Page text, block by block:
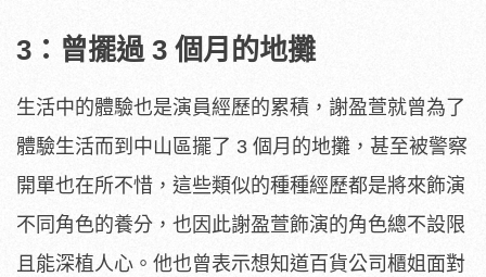
3：曾擺過 3 個月的地攤
生活中的體驗也是演員經歷的累積，謝盈萱就曾為了
體驗生活而到中山區擺了 3 個月的地攤，甚至被警察
開單也在所不惜，這些類似的種種經歷都是將來飾演
不同角色的養分，也因此謝盈萱飾演的角色總不設限
且能深植人心。他也曾表示想知道百貨公司櫃姐面對